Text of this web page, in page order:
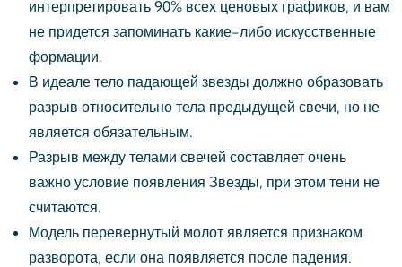
интерпретировать 90% всех ценовых графиков, и вам
не придется запоминать какие-либо искусственные
формации.
В идеале тело падающей звезды должно образовать
разрыв относительно тела предыдущей свечи, но не
является обязательным.
Разрыв между телами свечей составляет очень
важно условие появления Звезды, при этом тени не
считаются.
Модель перевернутый молот является признаком
разворота, если она появляется после падения.